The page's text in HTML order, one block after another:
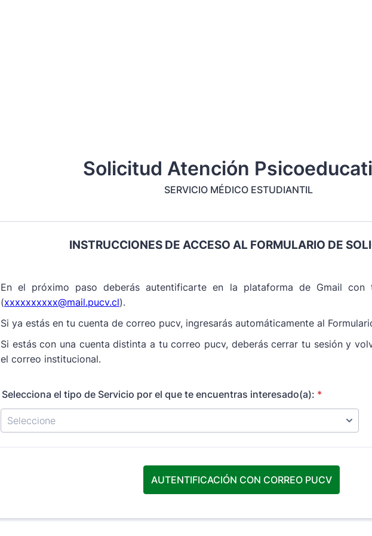
Solicitud Atención
SERVICIO MÉDICO ESTUDIANTIL
INSTRUCCIONES DE ACCESO AL FORMULARIO DE
En el próximo paso deberás autentificarte en la plataforma de Gmail con
(xxxxxxxxxx@mail.pucv.cl).
Si ya estás en tu cuenta de correo pucv, ingresarás automáticamente al
Si estás con una cuenta distinta a tu correo pucv, deberás cerrar tu sesión y
el correo institucional.
Selecciona el tipo de Servicio por el que te encuentras interesado(a): *
AUTENTIFICACIÓN CON CORREO PUCV